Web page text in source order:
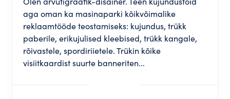
aga oman ka masinaparki kõikvõimalike
reklaamtööde teostamiseks: kujundus, trükk
paberile, erikujulised kleebised, trükk kangale,
rõivastele, spordiriietele. Trükin kõike
visiitkaardist suurte banneriten...